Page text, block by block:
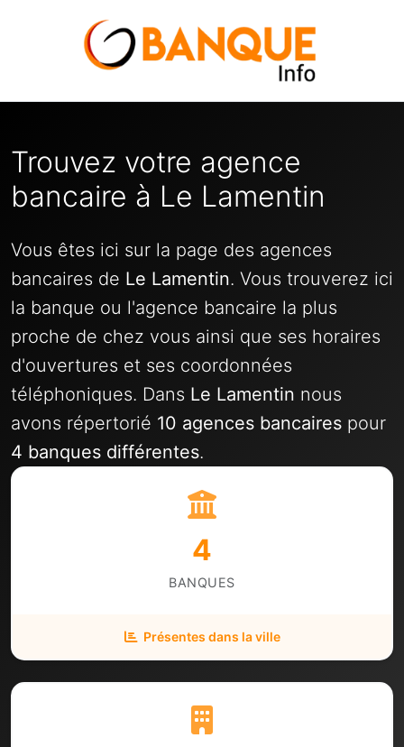
Trouvez votre agence
bancaire à Le Lamentin
Vous êtes ici sur la page des agences
bancaires de Le Lamentin. Vous trouverez ici
la banque ou l'agence bancaire la plus
proche de chez vous ainsi que ses horaires
d'ouvertures et ses coordonnées
téléphoniques. Dans Le Lamentin nous
avons répertorié 10 agences bancaires pour
4 banques différentes.
4
BANQUES
Présentes dans la ville